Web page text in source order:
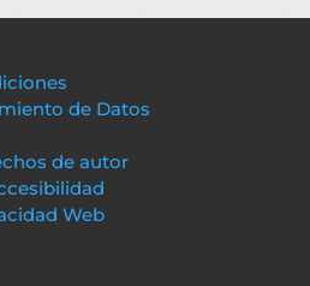
de Datos
de autor
Web